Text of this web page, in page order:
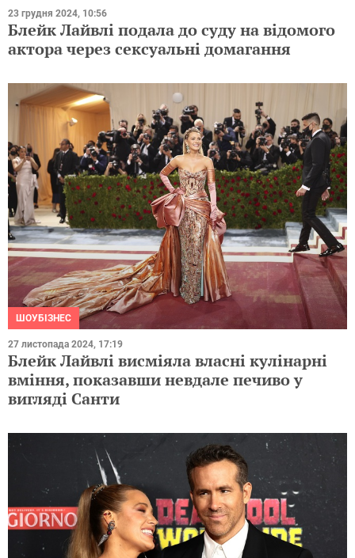
23 грудня 2024, 10:56
Блейк Лайвлі подала до суду на відомого
актора через сексуальні домагання
ШОУБІЗНЕС
27 листопада 2024, 17:19
Блейк Лайвлі висміяла власні кулінарні
вміння, показавши невдале печиво у
вигляді Санти